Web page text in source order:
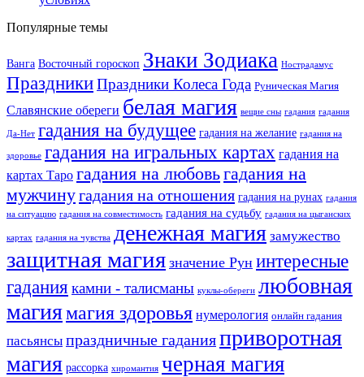
Популярные темы
Ванга Восточный гороскоп Знаки Зодиака Нострадамус
ПраздникиПраздники Колеса Года Руническая Магия
Славянские обереги белая магия вещие сны гадания гадания
Да-Нет гадания на будущее гадания на желание гадания на
здоровье гадания на игральных картах гадания на
картах Таро гадания на любовьгадания на
мужчинугадания на отношения гадания на рунах гадания
на ситуацию гадания на совместимость гадания на судьбу гадания на цыганских
картах гадания на чувства денежная магия замужество
защитная магия значение Рун интересные
гадания камни - талисманы куклы-обереги любовная
магиямагия здоровья нумерология онлайн гадания
пасьянсы праздничные гаданияприворотная
магия рассорка хиромантия черная магия